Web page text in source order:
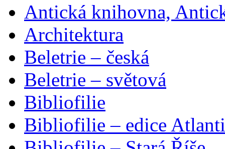
Antická knihovna,
Architektura
Beletrie – česká
Beletrie – světová
Bibliofilie
Bibliofilie – edice